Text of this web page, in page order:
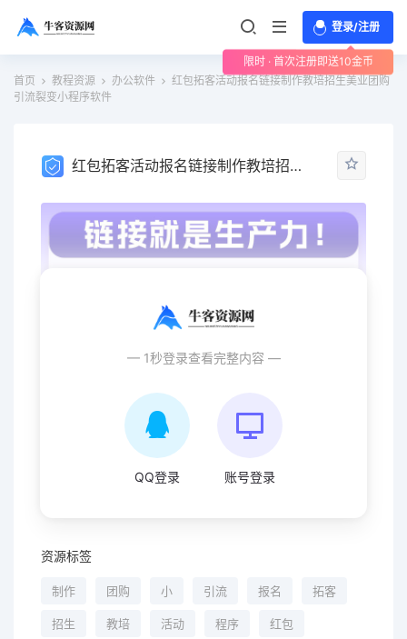
登录/注册
限时 · 首次注册即送10金币
首页
教程资源 办公软件
红包拓客活动报名链接制作教培招生美业团购
引流裂变小程序软件
红包拓客活动报名链接制作教培招生美业团购引流裂变小程序软件
— 1秒登录查看完整内容 —
QQ登录 账号登录
资源标签
制作 团购 小 引流 报名 拓客
招生 教培 活动 程序 红包